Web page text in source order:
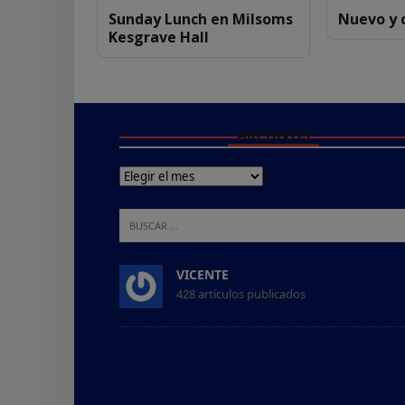
Sunday Lunch en Milsoms
Kesgrave Hall
Nuevo y
ARCHIVOS
VICENTE
428 artículos publicados